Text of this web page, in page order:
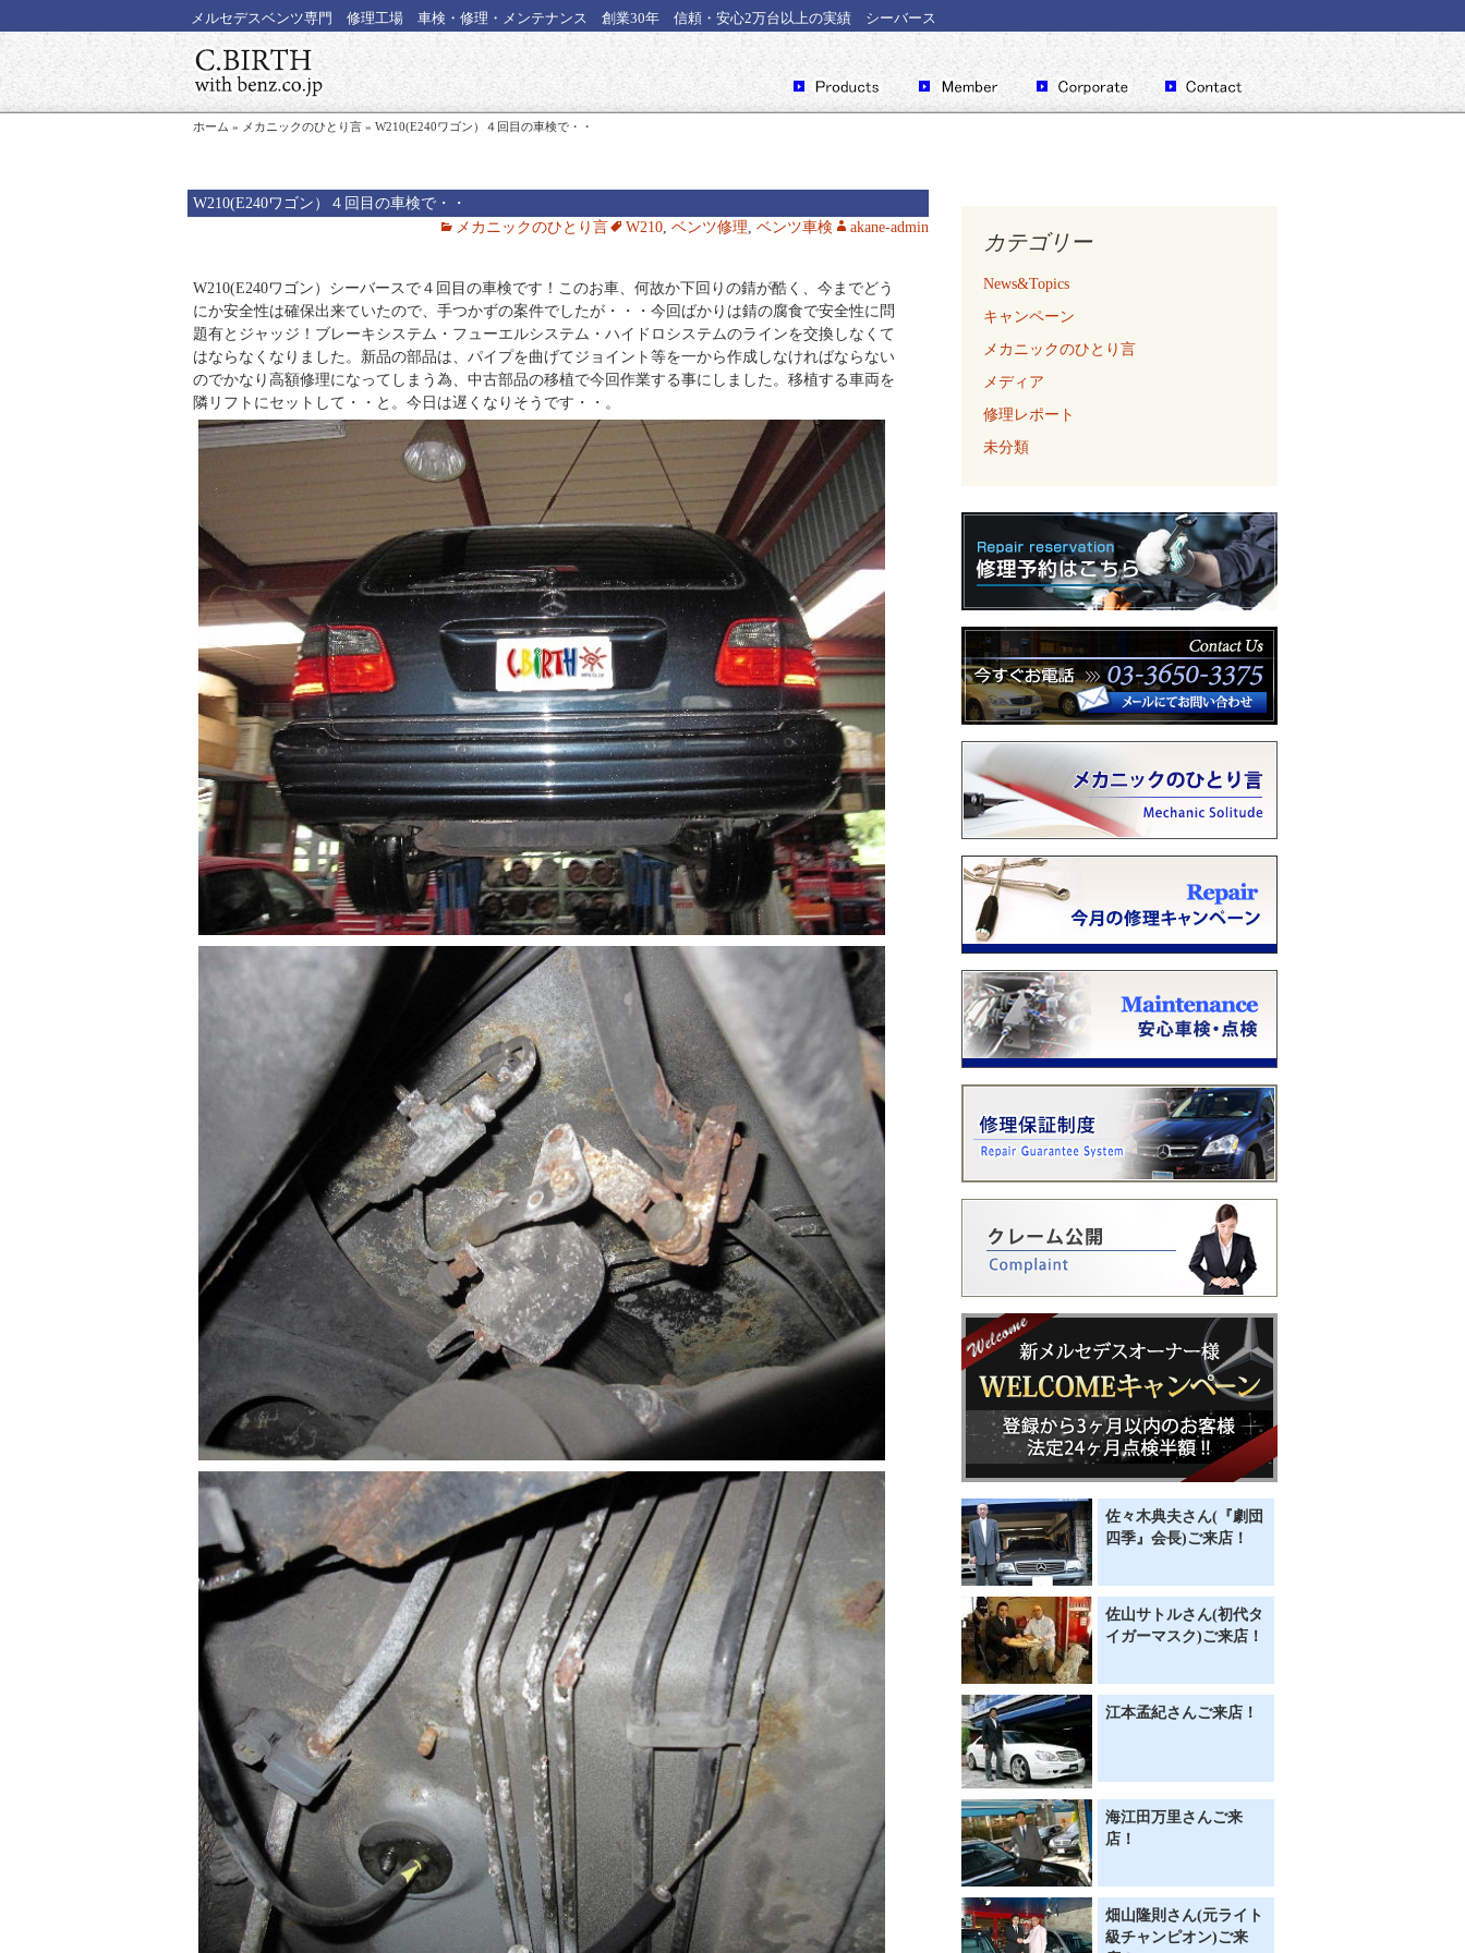
メルセデスベンツ専門 修理工場 車検・修理・メンテナンス 創業30年 信頼・安心2万台以上の実績 シーバース
ホーム » メカニックのひとり言 » W210(E240ワゴン）４回目の車検で・・
W210(E240ワゴン）４回目の車検で・・
メカニックのひとり言
W210, ベンツ修理, ベンツ車検 akane-admin
W210(E240ワゴン）シーバースで４回目の車検です！このお車、何故か下回りの錆が酷く、今までどう
にか安全性は確保出来ていたので、手つかずの案件でしたが・・・今回ばかりは錆の腐食で安全性に問
題有とジャッジ！ブレーキシステム・フューエルシステム・ハイドロシステムのラインを交換しなくて
はならなくなりました。新品の部品は、パイプを曲げてジョイント等を一から作成しなければならない
のでかなり高額修理になってしまう為、中古部品の移植で今回作業する事にしました。移植する車両を
隣リフトにセットして・・と。今日は遅くなりそうです・・。
カテゴリー
News&Topics
キャンペーン
メカニックのひとり言
メディア
修理レポート
未分類
佐々木典夫さん(『劇団
四季』会長)ご来店！
佐山サトルさん(初代タ
イガーマスク)ご来店！
江本孟紀さんご来店！
海江田万里さんご来
店！
畑山隆則さん(元ライト
級チャンピオン)ご来